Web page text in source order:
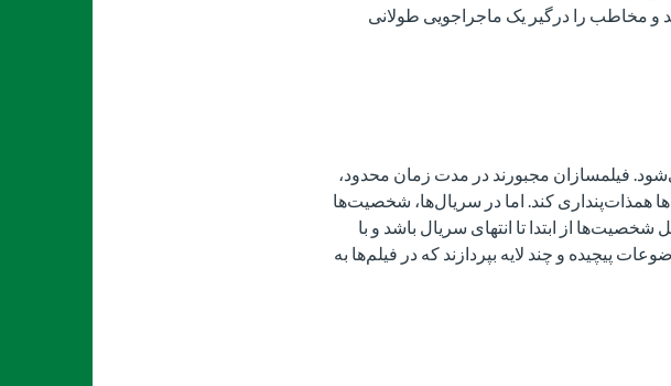
و مخاطب را درگیر یک ماجراجویی طولانی
فیلمسازان مجبورند در مدت زمان محدود،
همذات‌پنداری کند. اما در سریال‌ها، شخصیت‌ها
از ابتدا تا انتهای سریال باشد و با
پیچیده و چند لایه بپردازند که در فیلم‌ها به